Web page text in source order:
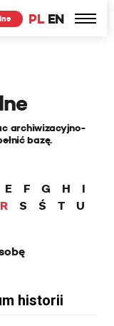
PL EN
archiwizacyjno-
bazę.
E F G H
I
R S Ś T
U